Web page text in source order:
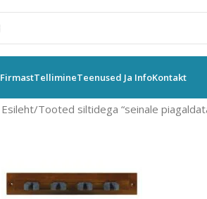
FirmastTellimineTeenused Ja InfoKontakt
Esileht Tooted siltidega “seinale